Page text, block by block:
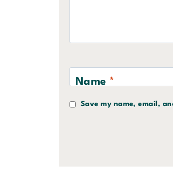
Name *
Save my name, email,